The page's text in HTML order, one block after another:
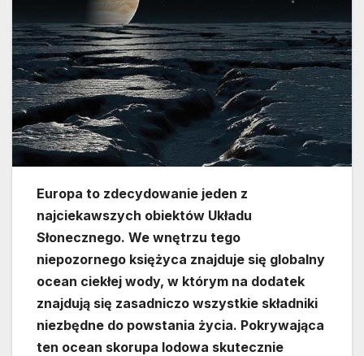
Europa to zdecydowanie jeden z
najciekawszych obiektów Układu
Słonecznego. We wnętrzu tego
niepozornego księżyca znajduje się globalny
ocean ciekłej wody, w którym na dodatek
znajdują się zasadniczo wszystkie składniki
niezbędne do powstania życia. Pokrywająca
ten ocean skorupa lodowa skutecznie